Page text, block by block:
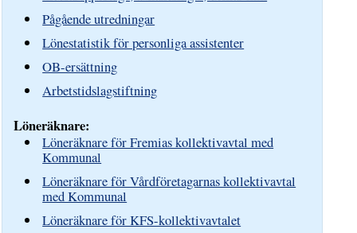
Pågående utredningar
Lönestatistik för personliga assistenter
OB-ersättning
Arbetstidslagstiftning
Löneräknare:
Löneräknare för Fremias kollektivavtal med
Kommunal
Löneräknare för Vårdföretagarnas kollektivavtal
med Kommunal
Löneräknare för KFS-kollektivavtalet